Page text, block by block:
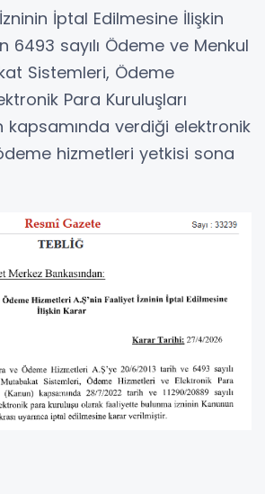
İptal Edilmesine İlişkin
6493 sayılı Ödeme ve Menkul
Sistemleri, Ödeme
Para Kuruluşları
kapsamında verdiği elektronik
hizmetleri yetkisi sona